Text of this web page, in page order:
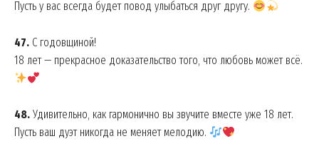
Пусть у вас всегда будет повод улыбаться друг другу.
47. С годовщиной!
18 лет — прекрасное доказательство того, что любовь может всё.
48. Удивительно, как гармонично вы звучите вместе уже 18 лет.
Пусть ваш дуэт никогда не меняет мелодию.